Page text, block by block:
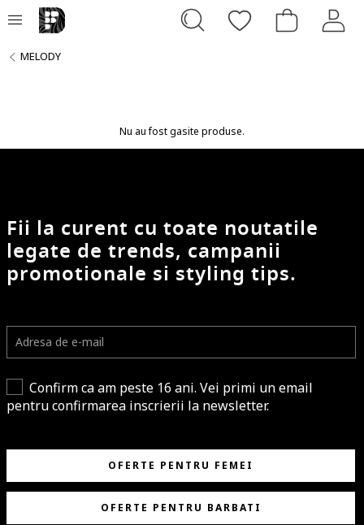
MELODY
Nu au fost gasite produse.
Fii la curent cu toate noutatile
legate de trends, campanii
promotionale si styling tips.
Confirm ca am peste 16 ani. Vei primi un email
pentru confirmarea inscrierii la newsletter.
OFERTE PENTRU FEMEI
OFERTE PENTRU BARBATI